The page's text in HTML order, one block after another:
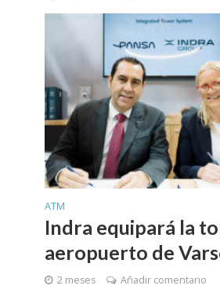
ATM
Indra equipará la
aeropuerto de
2 meses Añadir comentario